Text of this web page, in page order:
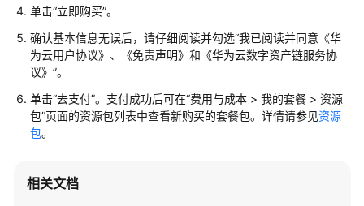
等
协
议
（SLA）
白
皮
源
单击“立即购买”。
确认基本信息无误后，请仔细阅读并勾选“我已阅读并同意《华
为云用户协议》、《免责声明》和《华为云数字资产链服务协
议》”。
单击“去支付”。支付成功后可在“费用与成本 > 我的套餐 > 资源
包”页面的资源包列表中查看新购买的套餐包。详情请参见资源
包。
相关文档